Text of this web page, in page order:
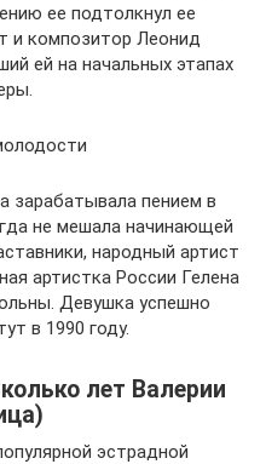
ее подтолкнул ее
и композитор Леонид
ей на начальных этапах
зарабатывала пением в
не мешала начинающей
народный артист
артистка России Гелена
Девушка успешно
в 1990 году.
лет Валерии
эстрадной